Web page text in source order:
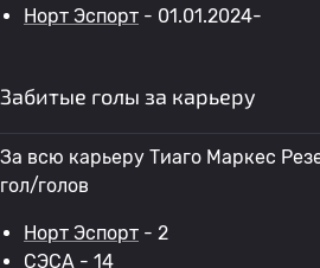
Норт Эспорт - 01.01.2024-
Забитые голы за карьеру
За всю карьеру Тиаго Маркес
гол/голов
Норт Эспорт - 2
СЭСА - 14